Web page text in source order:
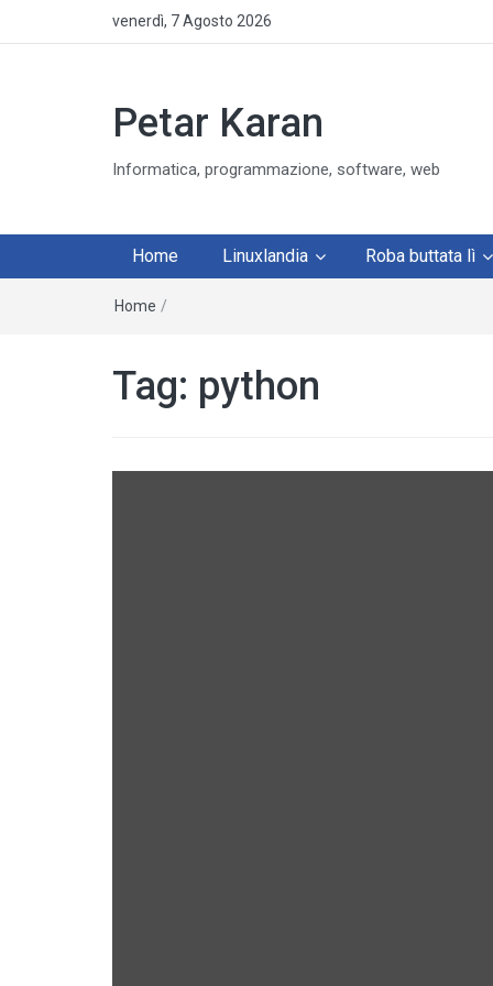
venerdì, 7 Agosto 2026
Petar Karan
Informatica, programmazione, software, web
Home Linuxlandia Roba buttata lì
Home /
Tag: python